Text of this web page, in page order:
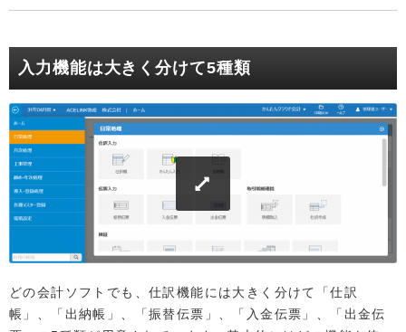
入力機能は大きく分けて5種類
どの会計ソフトでも、仕訳機能には大きく分けて「仕訳
帳」、「出納帳」、「振替伝票」、「入金伝票」、「出金伝